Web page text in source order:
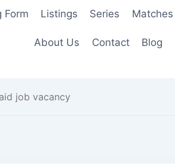
Form Listings Series Matches
About Us Contact Blog
job vacancy